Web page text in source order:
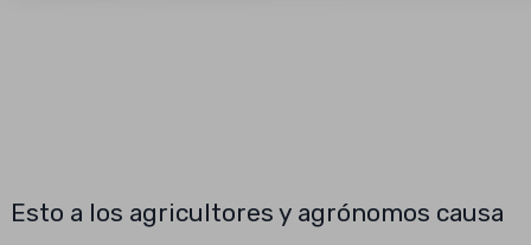
Esto a los agricultores y agrónomos causa